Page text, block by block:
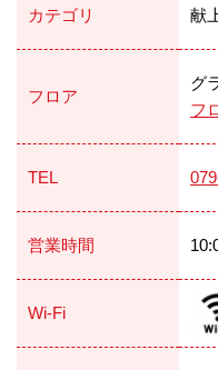
カテゴリ 献
フロア
グ
フ
TEL
営業時間
Wi-Fi